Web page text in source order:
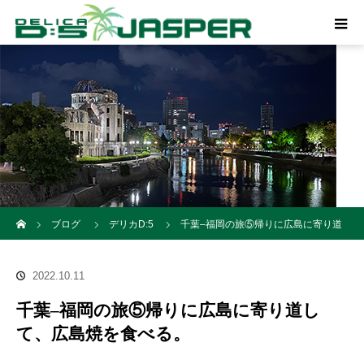
ブログ
デリカD:5 千葉–福岡の旅⑤帰りに広島に寄り道
2022.10.11
千葉–福岡の旅⑤帰りに広島に寄り道し
て、広島焼を食べる。